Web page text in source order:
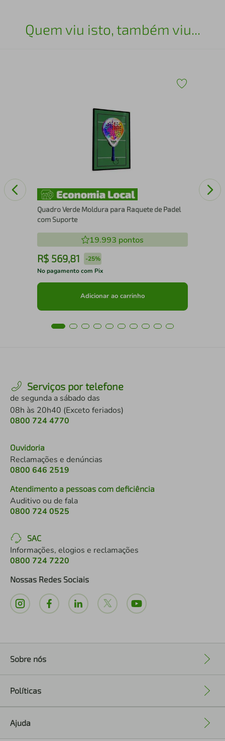
Quem viu isto, também viu...
Quadro Verde Moldura para Raquete de Padel
com Suporte
19.993 pontos
R$ 569,81 -25%
No pagamento com Pix
Adicionar ao carrinho
Serviços por telefone
de segunda a sábado das
08h às 20h40 (Exceto feriados)
0800 724 4770
Ouvidoria
Reclamações e denúncias
0800 646 2519
Atendimento a pessoas com deficiência
Auditivo ou de fala
0800 724 0525
SAC
Informações, elogios e reclamações
0800 724 7220
Nossas Redes Sociais
Sobre nós
Políticas
Ajuda